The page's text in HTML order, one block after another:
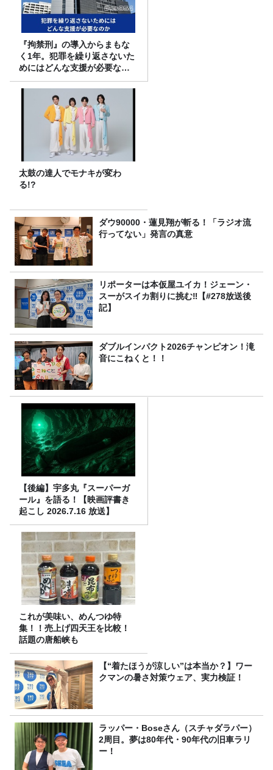
『拘禁刑』の導入からまもな
く1年。犯罪を繰り返さないた
めにはどんな支援が必要なの
か
太鼓の達人でモナキが変わ
る!?
ダウ90000・蓮見翔が斬る！「ラジオ流
行ってない」発言の真意
リポーターは本仮屋ユイカ！ジェーン・
スーがスイカ割りに挑む‼【#278放送後
記】
ダブルインパクト2026チャンピオン！滝
音にこねくと！！
【後編】宇多丸『スーパーガ
ール』を語る！【映画評書き
起こし 2026.7.16 放送】
これが美味い、めんつゆ特
集！！売上げ四天王を比較！
話題の唐船峡も
【“着たほうが涼しい”は本当か？】ワー
クマンの暑さ対策ウェア、実力検証！
ラッパー・Boseさん（スチャダラパー）
2周目。夢は80年代・90年代の旧車ラリ
ー！